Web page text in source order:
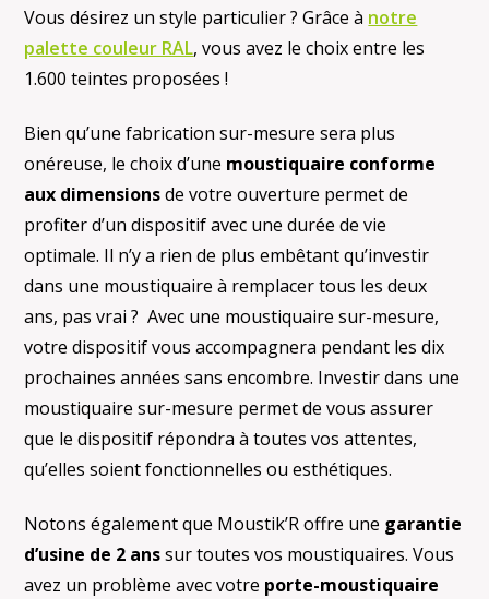
Vous désirez un style particulier ? Grâce à notre
palette couleur RAL, vous avez le choix entre les
1.600 teintes proposées !
Bien qu’une fabrication sur-mesure sera plus
onéreuse, le choix d’une moustiquaire conforme
aux dimensionsde votre ouverture permet de
profiter d’un dispositif avec une durée de vie
optimale. Il n’y a rien de plus embêtant qu’investir
dans une moustiquaire à remplacer tous les deux
ans, pas vrai ? Avec une moustiquaire sur-mesure,
votre dispositif vous accompagnera pendant les dix
prochaines années sans encombre. Investir dans une
moustiquaire sur-mesure permet de vous assurer
que le dispositif répondra à toutes vos attentes,
qu’elles soient fonctionnelles ou esthétiques.
Notons également que Moustik’R offre une garantie
d’usine de 2 anssur toutes vos moustiquaires. Vous
avez un problème avec votre porte-moustiquaire